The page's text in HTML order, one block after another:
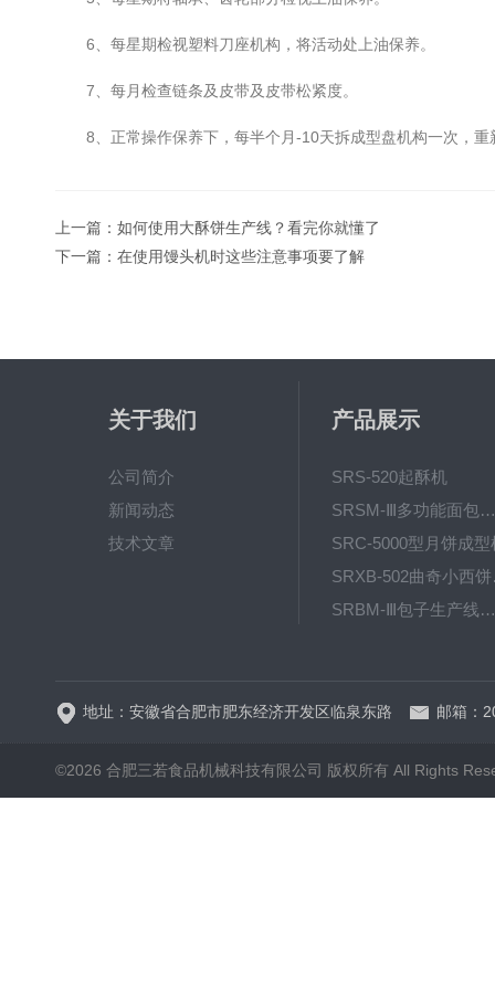
6、每星期检视塑料刀座机构，将活动处上油保养。
7、每月检查链条及皮带及皮带松紧度。
8、正常操作保养下，每半个月-10天拆成型盘机构一次，重
上一篇： 如何使用大酥饼生产线？看完你就懂了
下一篇： 在使用馒头机时这些注意事项要了解
关于我们
公司简介
新闻动态
技术文章
产品展示
SRS-520起酥机
SRSM-Ⅲ多功能面包生产线 酥饼机
SRC-5000型月饼成型
SRBM-Ⅲ包子生产线（包子机）
地址：安徽省合肥市肥东经济开发区临泉东路 邮箱：
©2026 合肥三若食品机械科技有限公司 版权所有 All Rights